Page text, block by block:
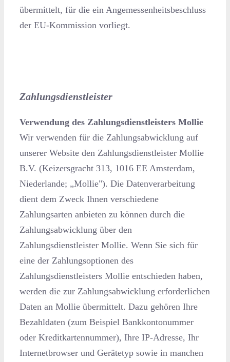
übermittelt, für die ein Angemessenheitsbeschluss
der EU-Kommission vorliegt.
Zahlungsdienstleister
Verwendung des Zahlungsdienstleisters Mollie
Wir verwenden für die Zahlungsabwicklung auf
unserer Website den Zahlungsdienstleister Mollie
B.V. (Keizersgracht 313, 1016 EE Amsterdam,
Niederlande; „Mollie"). Die Datenverarbeitung
dient dem Zweck Ihnen verschiedene
Zahlungsarten anbieten zu können durch die
Zahlungsabwicklung über den
Zahlungsdienstleister Mollie. Wenn Sie sich für
eine der Zahlungsoptionen des
Zahlungsdienstleisters Mollie entschieden haben,
werden die zur Zahlungsabwicklung erforderlichen
Daten an Mollie übermittelt. Dazu gehören Ihre
Bezahldaten (zum Beispiel Bankkontonummer
oder Kreditkartennummer), Ihre IP-Adresse, Ihr
Internetbrowser und Gerätetyp sowie in manchen